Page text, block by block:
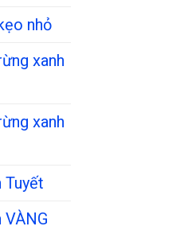
nhỏ
xanh
xanh
Tuyết
VÀNG